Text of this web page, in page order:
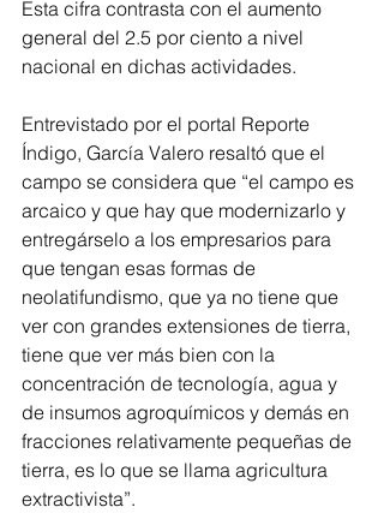
Esta cifra contrasta con el aumento
general del 2.5 por ciento a nivel
nacional en dichas actividades.
Entrevistado por el portal Reporte
Índigo, García Valero resaltó que el
campo se considera que “el campo es
arcaico y que hay que modernizarlo y
entregárselo a los empresarios para
que tengan esas formas de
neolatifundismo, que ya no tiene que
ver con grandes extensiones de tierra,
tiene que ver más bien con la
concentración de tecnología, agua y
de insumos agroquímicos y demás en
fracciones relativamente pequeñas de
tierra, es lo que se llama agricultura
extractivista”.